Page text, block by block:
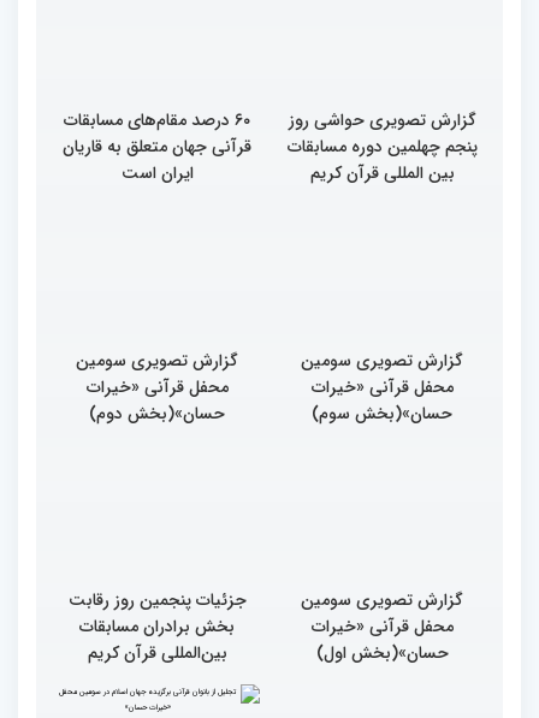
گزارش تصویری حواشی روز
پنجم چهلمین دوره مسابقات
بین المللی قرآن کریم
۶۰ درصد مقام‌های مسابقات
قرآنی جهان متعلق به قاریان
ایران است
گزارش تصویری سومین
محفل قرآنی «خیرات
حسان»(بخش سوم)
گزارش تصویری سومین
محفل قرآنی «خیرات
حسان»(بخش دوم)
گزارش تصویری سومین
محفل قرآنی «خیرات
حسان»(بخش اول)
جزئیات پنجمین روز رقابت
بخش برادران مسابقات
بین‌المللی قرآن کریم